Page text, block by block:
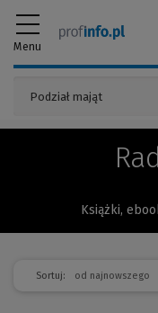
Menu
Książki,
Sortuj: